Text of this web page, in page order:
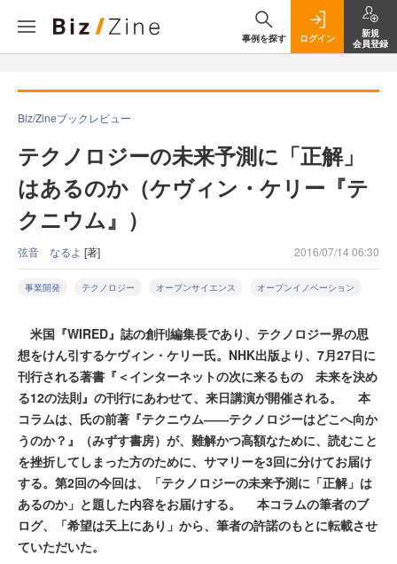
事例を探す ログイン
新規
会員登録
Biz/Zineブックレビュー
テクノロジーの未来予測に「正解」
はあるのか（ケヴィン・ケリー『テ
クニウム』）
弦音 なるよ [著] 2016/07/14 06:30
事業開発 テクノロジー オープンサイエンス オープンイノベーション
米国『WIRED』誌の創刊編集長であり、テクノロジー界の思
想をけん引するケヴィン・ケリー氏。NHK出版より、7月27日に
刊行される著書『＜インターネットの次に来るもの 未来を決め
る12の法則』の刊行にあわせて、来日講演が開催される。 本
コラムは、氏の前著『テクニウム――テクノロジーはどこへ向か
うのか？』（みずす書房）が、難解かつ高額なために、読むこと
を挫折してしまった方のために、サマリーを3回に分けてお届け
する。第2回の今回は、「テクノロジーの未来予測に「正解」は
あるのか」と題した内容をお届けする。 本コラムの筆者のブ
ログ、「希望は天上にあり」から、筆者の許諾のもとに転載させ
ていただいた。